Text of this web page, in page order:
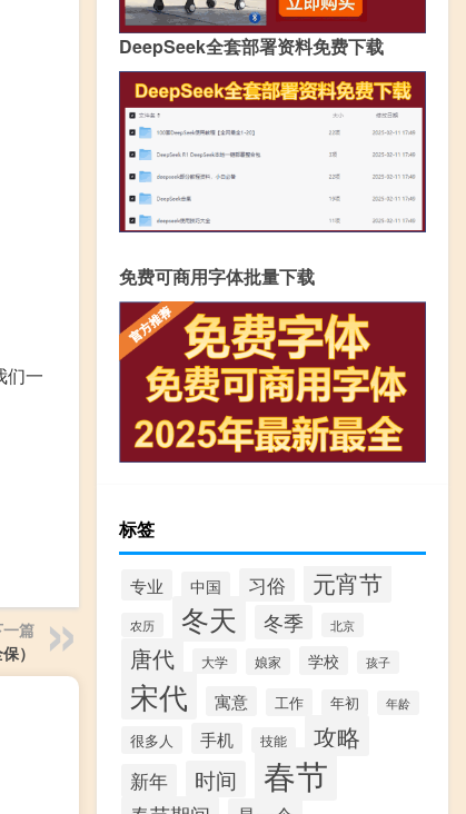
们一
篇
）
DeepSeek全套部署资料免费下载
免费可商用字体批量下载
标签
专业 中国 习俗 元宵节
农历 冬天 冬季 北京
唐代 大学 娘家 学校 孩子
宋代 寓意 工作 年初 年龄
很多人 手机 技能 攻略
新年 时间 春节